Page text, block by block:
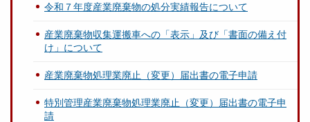
令和７年度産業廃棄物の処分実績報告について
産業廃棄物収集運搬車への「表示」及び「書面の備え付
け」について
産業廃棄物処理業廃止（変更）届出書の電子申請
特別管理産業廃棄物処理業廃止（変更）届出書の電子申
請